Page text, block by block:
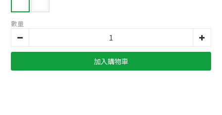
數量
加入購物車